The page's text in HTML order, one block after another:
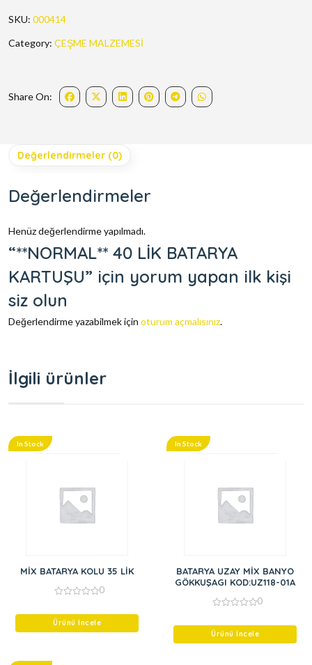
SKU: 000414
Category: ÇEŞME MALZEMESİ
Share On:
Değerlendirmeler (0)
Değerlendirmeler
Henüz değerlendirme yapılmadı.
“**NORMAL** 40 LİK BATARYA
KARTUŞU” için yorum yapan ilk kişi
siz olun
Değerlendirme yazabilmek için oturum açmalısınız.
İlgili ürünler
In Stock
MİX BATARYA KOLU 35 LİK
of
0
Ürünü İncele
In Stock
BATARYA UZAY MİX BANYO
GÖKKUŞAGI KOD:UZ118-01A
of
0
Ürünü İncele